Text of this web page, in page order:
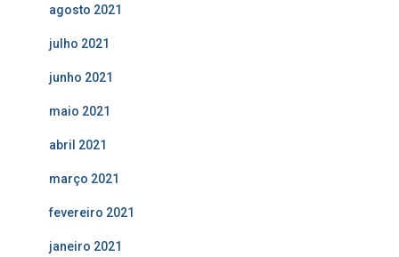
agosto 2021
julho 2021
junho 2021
maio 2021
abril 2021
março 2021
fevereiro 2021
janeiro 2021